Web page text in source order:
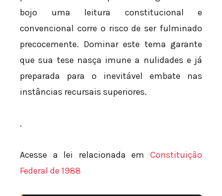
bojo uma leitura constitucional e
convencional corre o risco de ser fulminado
precocemente. Dominar este tema garante
que sua tese nasça imune a nulidades e já
preparada para o inevitável embate nas
instâncias recursais superiores.
.
Acesse a lei relacionada em Constituição
Federal de 1988